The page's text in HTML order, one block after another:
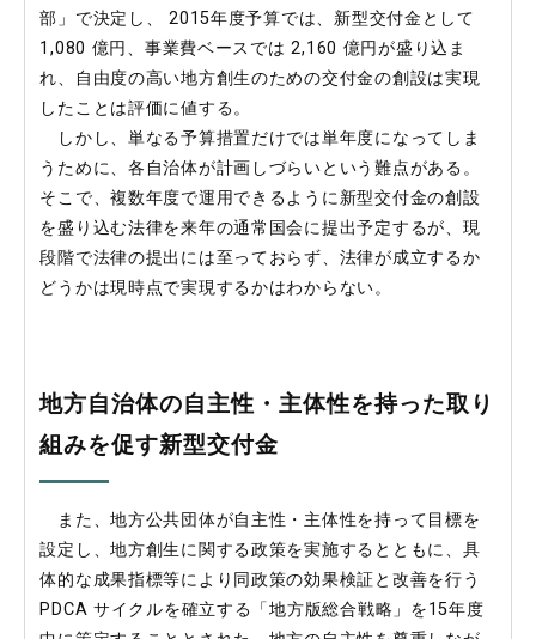
部」で決定し、 2015年度予算では、新型交付金として
1,080 億円、事業費ベースでは 2,160 億円が盛り込ま
れ、自由度の高い地方創生のための交付金の創設は実現
したことは評価に値する。
しかし、単なる予算措置だけでは単年度になってしま
うために、各自治体が計画しづらいという難点がある。
そこで、複数年度で運用できるように新型交付金の創設
を盛り込む法律を来年の通常国会に提出予定するが、現
段階で法律の提出には至っておらず、法律が成立するか
どうかは現時点で実現するかはわからない。
地方自治体の自主性・主体性を持った取り
組みを促す新型交付金
また、地方公共団体が自主性・主体性を持って目標を
設定し、地方創生に関する政策を実施するとともに、具
体的な成果指標等により同政策の効果検証と改善を行う
PDCA サイクルを確立する「地方版総合戦略」を15年度